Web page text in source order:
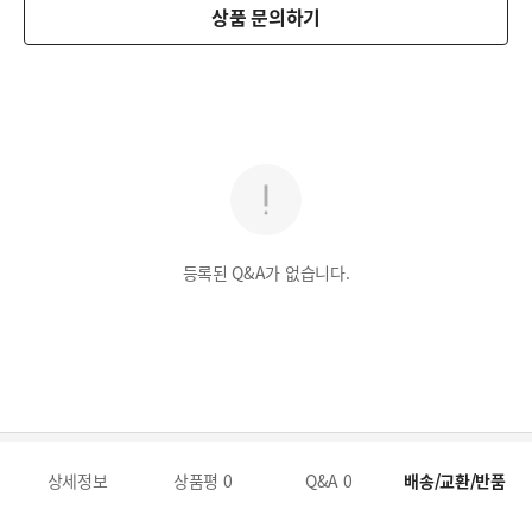
상품 문의하기
등록된 Q&A가 없습니다.
상세정보 상품평 0 Q&A 0 배송/교환/반품